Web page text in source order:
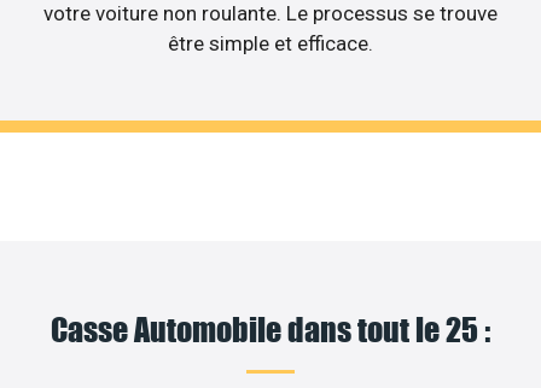
votre voiture non roulante. Le processus se trouve
être simple et efficace.
Casse Automobile dans tout le 25 :